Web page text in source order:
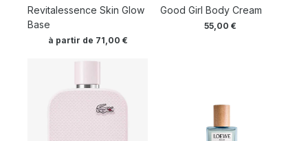
Revitalessence Skin Glow
Base
à partir de 71,00 €
Good Girl Body Cream
55,00 €